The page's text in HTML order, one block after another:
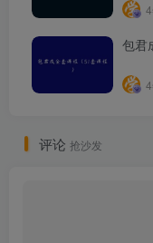
包君
评论 抢沙发